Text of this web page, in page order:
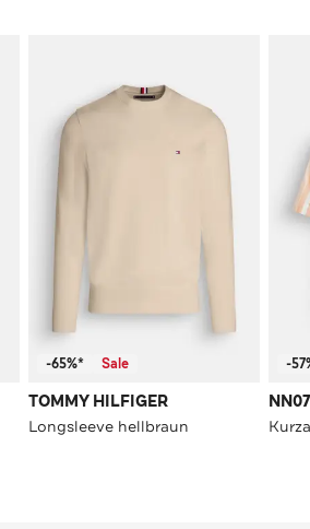
-65%* Sale
TOMMY HILFIGER
Longsleeve hellbraun
-
NN07